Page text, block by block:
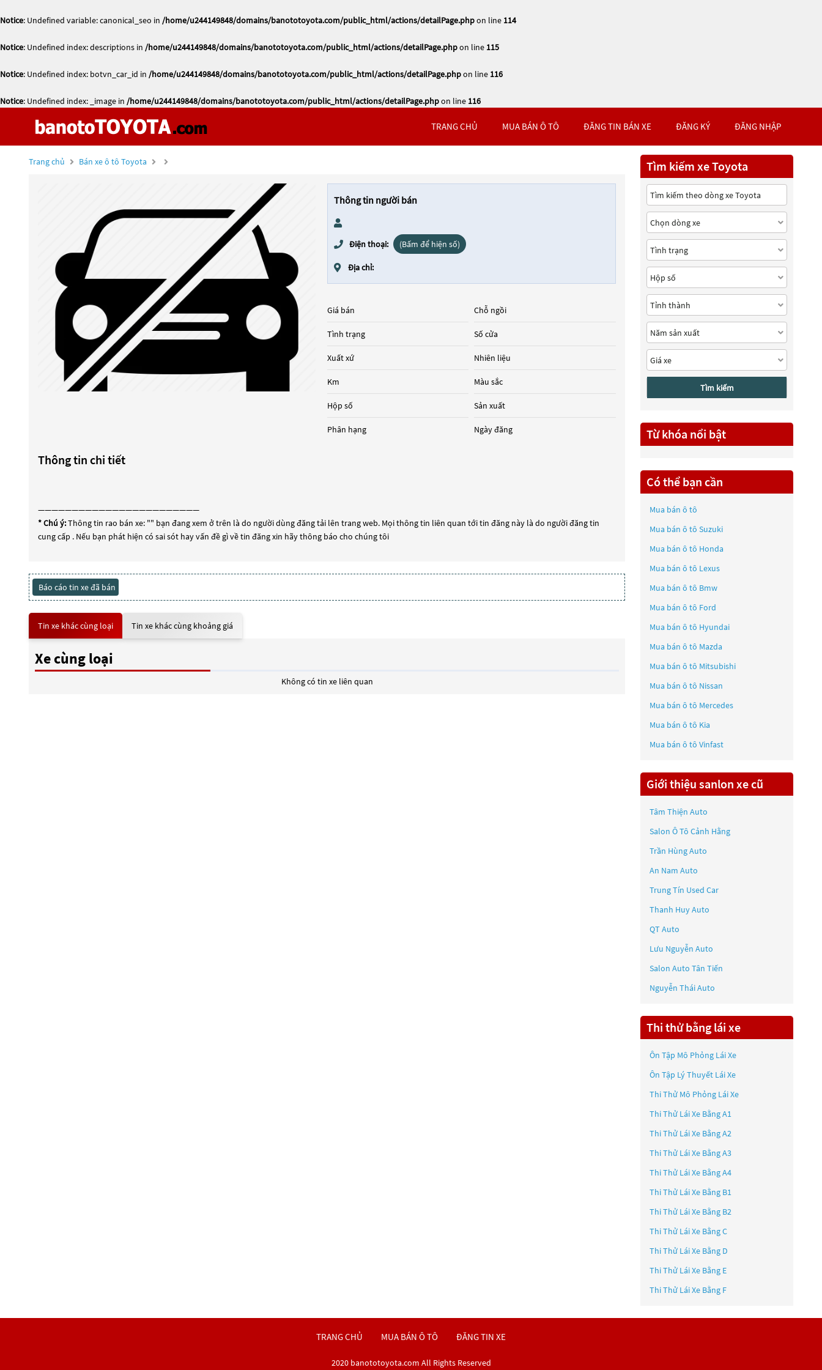
Notice: Undefined variable: canonical_seo in /home/u244149848/domains/banototoyota.com/public_html/actions/detailPage.phpon line 114
Notice: Undefined index: descriptions in /home/u244149848/domains/banototoyota.com/public_html/actions/detailPage.phpon line 115
Notice: Undefined index: botvn_car_id in /home/u244149848/domains/banototoyota.com/public_html/actions/detailPage.phpon line 116
Notice: Undefined index: _image in /home/u244149848/domains/banototoyota.com/public_html/actions/detailPage.phpon line 116
TRANG CHỦ MUA BÁN Ô TÔ ĐĂNG TIN BÁN XE ĐĂNG KÝ ĐĂNG NHẬP
Trang chủ Bán xe ô tô Toyota
Thông tin người bán
Điện thoại: (Bấm để hiện số)
Địa chỉ:
Giá bán
Tình trạng
Xuất xứ
Km
Hộp số
Phân hạng
Chỗ ngồi
Số cửa
Nhiên liệu
Màu sắc
Sản xuất
Ngày đăng
Thông tin chi tiết
————————————————————————
* Chú ý:Thông tin rao bán xe: "" bạn đang xem ở trên là do người dùng đăng tải lên trang web. Mọi thông tin liên quan tới tin đăng này là do người đăng tin
cung cấp . Nếu bạn phát hiện có sai sót hay vấn đề gì về tin đăng xin hãy thông báo cho chúng tôi
Báo cáo tin xe đã bán
Tin xe khác cùng loại Tin xe khác cùng khoảng giá
Xe cùng loại
Không có tin xe liên quan
Tìm kiếm xe Toyota
Tìm kiếm
Từ khóa nổi bật
Có thể bạn cần
Mua bán ô tô
Mua bán ô tô Suzuki
Mua bán ô tô Honda
Mua bán ô tô Lexus
Mua bán ô tô Bmw
Mua bán ô tô Ford
Mua bán ô tô Hyundai
Mua bán ô tô Mazda
Mua bán ô tô Mitsubishi
Mua bán ô tô Nissan
Mua bán ô tô Mercedes
Mua bán ô tô Kia
Mua bán ô tô Vinfast
Giới thiệu sanlon xe cũ
Tâm Thiện Auto
Salon Ô Tô Cảnh Hằng
Trần Hùng Auto
An Nam Auto
Trung Tín Used Car
Thanh Huy Auto
QT Auto
Lưu Nguyễn Auto
Salon Auto Tân Tiến
Nguyễn Thái Auto
Thi thử bằng lái xe
Ôn Tập Mô Phỏng Lái Xe
Ôn Tập Lý Thuyết Lái Xe
Thi Thử Mô Phỏng Lái Xe
Thi Thử Lái Xe Bằng A1
Thi Thử Lái Xe Bằng A2
Thi Thử Lái Xe Bằng A3
Thi Thử Lái Xe Bằng A4
Thi Thử Lái Xe Bằng B1
Thi Thử Lái Xe Bằng B2
Thi Thử Lái Xe Bằng C
Thi Thử Lái Xe Bằng D
Thi Thử Lái Xe Bằng E
Thi Thử Lái Xe Bằng F
TRANG CHỦ MUA BÁN Ô TÔ ĐĂNG TIN XE
2020 banototoyota.com All Rights Reserved